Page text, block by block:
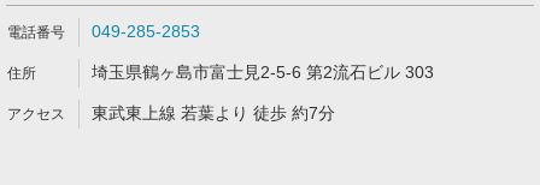
049-285-2853
埼玉県鶴ヶ島市富士見2-5-6 第2流石ビル 303
東武東上線 若葉より 徒歩 約7分